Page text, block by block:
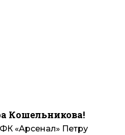
Кошельникова!
«Арсенал» Петру